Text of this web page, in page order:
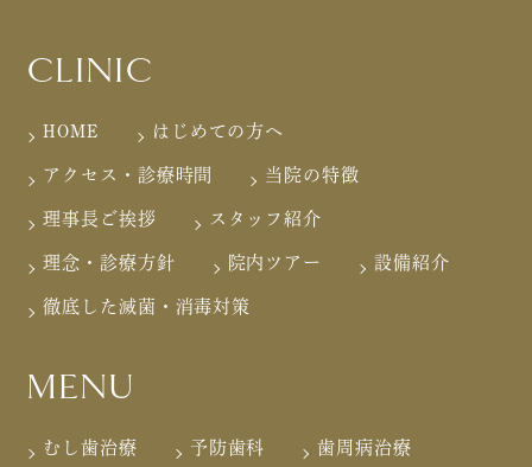
CLINIC
HOME はじめての方へ
アクセス・診療時間 当院の特徴
理事長ご挨拶 スタッフ紹介
理念・診療方針 院内ツアー 設備紹介
徹底した滅菌・消毒対策
MENU
むし歯治療 予防歯科 歯周病治療